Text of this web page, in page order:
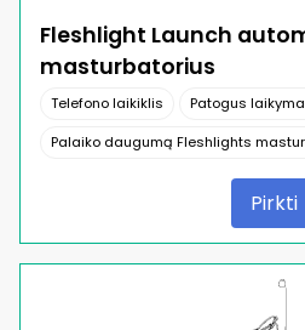
Fleshlight Launch
masturbatorius
Telefono laikiklis Patogus
Palaiko daugumą Fleshlights
Pirkti